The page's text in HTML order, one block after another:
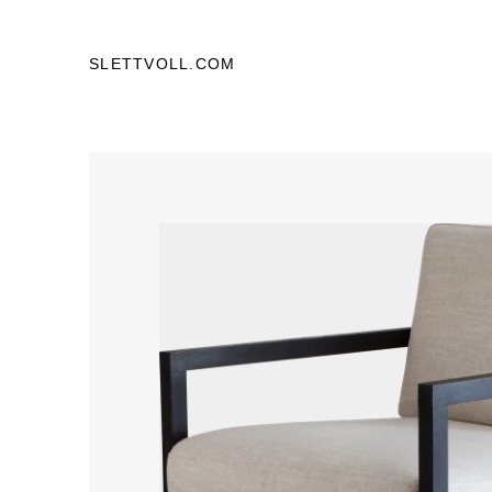
SLETTVOLL.COM